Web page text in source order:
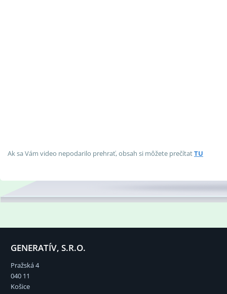
Ak sa Vám video nepodarilo prehrať, obsah si môžete prečítatTU
GENERATÍV, S.R.O.
Pražská 4
040 11
Košice